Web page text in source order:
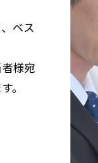
ベス
様宛
。